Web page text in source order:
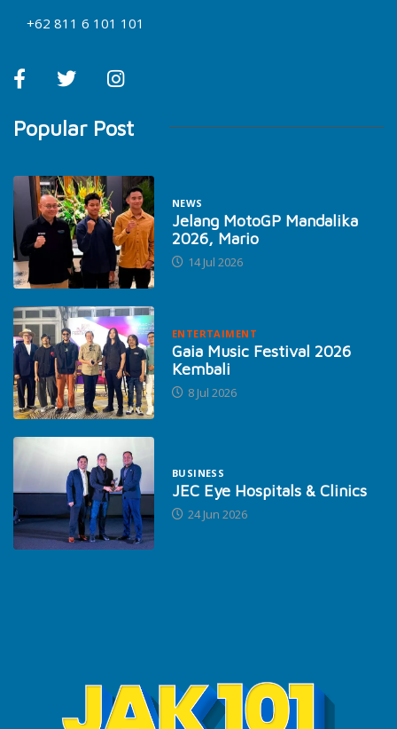
+62 811 6 101 101
Popular Post
NEWS
Jelang MotoGP Mandalika
2026, Mario
14 Jul 2026
ENTERTAIMENT
Gaia Music Festival 2026
Kembali
8 Jul 2026
BUSINESS
JEC Eye Hospitals & Clinics
24 Jun 2026